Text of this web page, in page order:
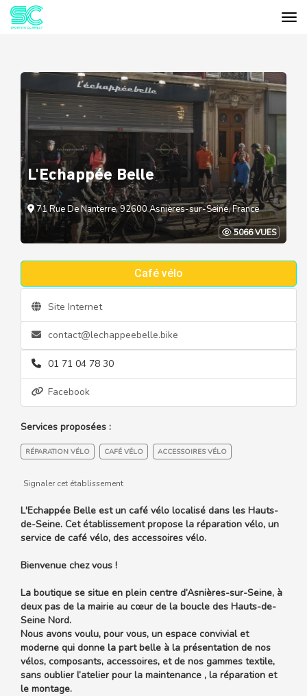
L'Echappée Belle
71 Rue De Nanterre, 92600 Asnières-sur-Seine, France
5066 VUES
Café vélo
Site Internet
contact@lechappeebelle.bike
01 71 04 78 30
Facebook
Services proposées :
RÉPARATION VÉLO CAFÉ VÉLO ACCESSOIRES VÉLO
Signaler cet établissement
L'Echappée Belle est un café vélo localisé dans les Hauts-
de-Seine. Cet établissement propose la réparation vélo, un
service de café vélo, des accessoires vélo.
Bienvenue chez vous !
La boutique se situe en plein centre d’Asnières-sur-Seine, à
deux pas de la mairie au cœur de la boucle des Hauts-de-
Seine Nord.
Nous avons voulu, pour vous, un espace convivial et
moderne qui donne la part belle à la présentation de nos
vélos, composants, accessoires, et de nos gammes textile,
sans oublier l’atelier pour la maintenance , la réparation et
le montage.